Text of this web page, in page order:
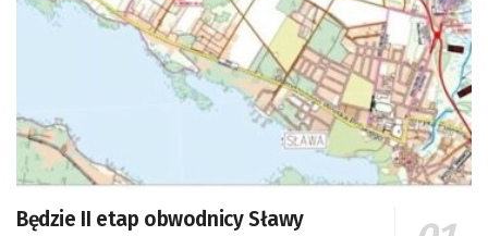
Będzie II etap obwodnicy Sławy